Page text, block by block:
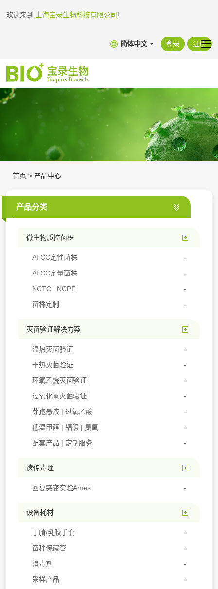
欢迎来到 上海宝录生物科技有限公司!
简体中文 登录 注册
首页 > 产品中心
产品分类
微生物质控菌株
ATCC定性菌株
ATCC定量菌株
NCTC | NCPF
菌株定制
灭菌验证解决方案
湿热灭菌验证
干热灭菌验证
环氧乙烷灭菌验证
过氧化氢灭菌验证
芽孢悬液 | 过氧乙酸
低温甲醛 | 辐照 | 臭氧
配套产品 | 定制服务
遗传毒理
回复突变实验Ames
设备耗材
丁腈/乳胶手套
菌种保藏管
消毒剂
采样产品